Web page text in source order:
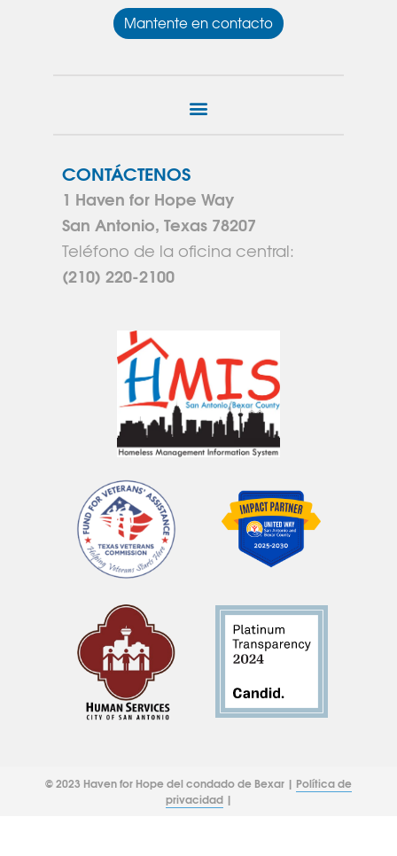
Mantente en contacto
CONTÁCTENOS
1 Haven for Hope Way
San Antonio, Texas 78207
Teléfono de la oficina central:
(210) 220-2100
© 2023 Haven for Hope del condado de Bexar | Política de
privacidad|